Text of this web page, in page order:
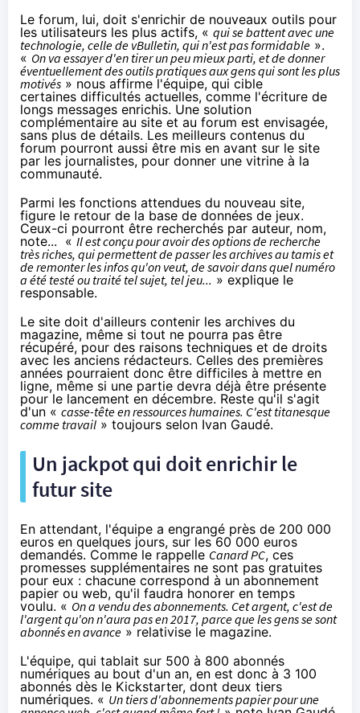
Le forum, lui, doit s'enrichir de nouveaux outils pour
les utilisateurs les plus actifs, « qui se battent avec une
technologie, celle de vBulletin, qui n'est pas formidable ».
« On va essayer d'en tirer un peu mieux parti, et de donner
éventuellement des outils pratiques aux gens qui sont les plus
motivés » nous affirme l'équipe, qui cible
certaines difficultés actuelles, comme l'écriture de
longs messages enrichis. Une solution
complémentaire au site et au forum est envisagée,
sans plus de détails. Les meilleurs contenus du
forum pourront aussi être mis en avant sur le site
par les journalistes, pour donner une vitrine à la
communauté.
Parmi les fonctions attendues du nouveau site,
figure le retour de la base de données de jeux.
Ceux-ci pourront être recherchés par auteur, nom,
note... «Il est conçu pour avoir des options de recherche
très riches, qui permettent de passer les archives au tamis et
de remonter les infos qu'on veut, de savoir dans quel numéro
a été testé ou traité tel sujet, tel jeu... » explique le
responsable.
Le site doit d'ailleurs contenir les archives du
magazine, même si tout ne pourra pas être
récupéré, pour des raisons techniques et de droits
avec les anciens rédacteurs. Celles des premières
années pourraient donc être difficiles à mettre en
ligne, même si une partie devra déjà être présente
pour le lancement en décembre. Reste qu'il s'agit
d'un « casse-tête en ressources humaines. C'est titanesque
comme travail » toujours selon Ivan Gaudé.
Un jackpot qui doit enrichir le
futur site
En attendant, l'équipe a engrangé près de 200 000
euros en quelques jours, sur les 60 000 euros
demandés. Comme le rappelle Canard PC, ces
promesses supplémentaires ne sont pas gratuites
pour eux : chacune correspond à un abonnement
papier ou web, qu'il faudra honorer en temps
voulu. « On a vendu des abonnements. Cet argent, c'est de
l'argent qu'on n'aura pas en 2017, parce que les gens se sont
abonnés en avance » relativise le magazine.
L'équipe, qui tablait sur 500 à 800 abonnés
numériques au bout d'un an, en est donc à 3 100
abonnés dès le Kickstarter, dont deux tiers
numériques. « Un tiers d'abonnements papier pour une